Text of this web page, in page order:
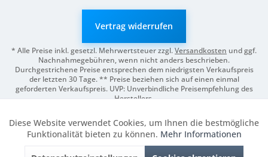
Vertrag widerrufen
* Alle Preise inkl. gesetzl. Mehrwertsteuer zzgl.Versandkosten und ggf.
Nachnahmegebühren, wenn nicht anders beschrieben.
Durchgestrichene Preise entsprechen dem niedrigsten Verkaufspreis
der letzten 30 Tage. ** Preise beziehen sich auf einen einmal
geforderten Verkaufspreis. UVP: Unverbindliche Preisempfehlung des
Herstellers.
Funktionale Aktiv
Diese Website verwendet Cookies, um Ihnen die bestmögliche
Funktionalität bieten zu können. Mehr Informationen